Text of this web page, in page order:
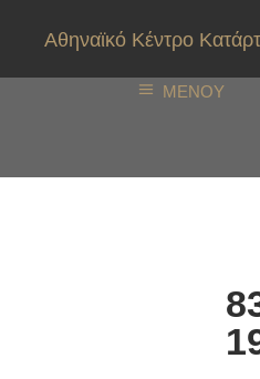
Αθηναϊκό Κέντρο
ΜΕΝΟΥ